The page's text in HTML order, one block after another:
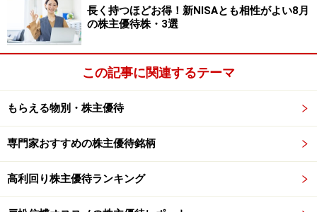
ではございません。投資の判断は、ご自身の責任で行う
ようお願いします。
※記事内容は執筆時点のものです。最新の内容をご確認くださ
商品や投資行動を推奨するものではありません。
行ってください。
掲載情報の正確性・完全性については十分に配慮しております
が、その内容を保証するものではなく、これに基づく損失・損害
などについて当社は一切の責任を負いません。
最新の情報や詳細については、必ず各金融機関やサービス提供者
の公式情報をご確認ください。
長く持つほどお得！新NISAとも相性がよい8月
の株主優待株・3選
この記事に関連するテーマ
もらえる物別・株主優待
専門家おすすめの株主優待銘柄
高利回り株主優待ランキング